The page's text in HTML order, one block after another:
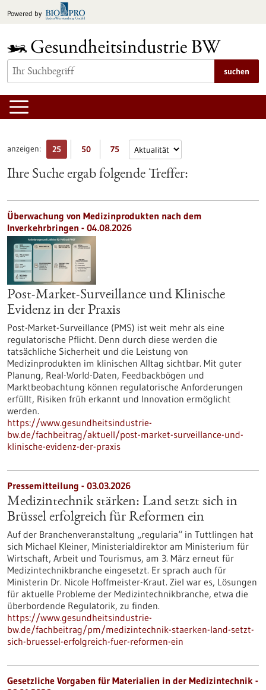
Inhalt
Powered by
suchen
anzeigen: 25 50 75
Ihre Suche ergab folgende Treffer:
Überwachung von Medizinprodukten nach dem
Inverkehrbringen - 04.08.2026
Post-Market-Surveillance und Klinische
Evidenz in der Praxis
Post-Market-Surveillance (PMS) ist weit mehr als eine
regulatorische Pflicht. Denn durch diese werden die
tatsächliche Sicherheit und die Leistung von
Medizinprodukten im klinischen Alltag sichtbar. Mit guter
Planung, Real-World-Daten, Feedbackbögen und
Marktbeobachtung können regulatorische Anforderungen
erfüllt, Risiken früh erkannt und Innovation ermöglicht
werden.
https://www.gesundheitsindustrie-
bw.de/fachbeitrag/aktuell/post-market-surveillance-und-
klinische-evidenz-der-praxis
Pressemitteilung - 03.03.2026
Medizintechnik stärken: Land setzt sich in
Brüssel erfolgreich für Reformen ein
Auf der Branchenveranstaltung „regularia“ in Tuttlingen hat
sich Michael Kleiner, Ministerialdirektor am Ministerium für
Wirtschaft, Arbeit und Tourismus, am 3. März erneut für
Medizintechnikbranche eingesetzt. Er sprach auch für
Ministerin Dr. Nicole Hoffmeister-Kraut. Ziel war es, Lösungen
für aktuelle Probleme der Medizintechnikbranche, etwa die
überbordende Regulatorik, zu finden.
https://www.gesundheitsindustrie-
bw.de/fachbeitrag/pm/medizintechnik-staerken-land-setzt-
sich-bruessel-erfolgreich-fuer-reformen-ein
Gesetzliche Vorgaben für Materialien in der Medizintechnik -